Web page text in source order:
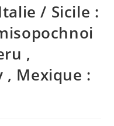
/ Sicile :
,
, Mexique :